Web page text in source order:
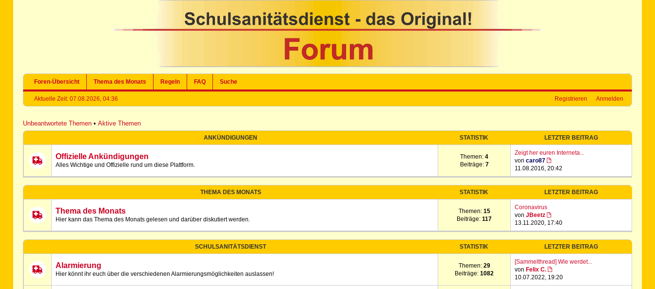
Foren-Übersicht Thema des Monats Regeln FAQ Suche
Aktuelle Zeit: 07.08.2026, 04:36 Registrieren Anmelden
Unbeantwortete Themen •Aktive Themen
ANKÜNDIGUNGEN STATISTIK LETZTER BEITRAG
Offizielle Ankündigungen
Alles Wichtige und Offizielle rund um diese Plattform.
Themen:4
Beiträge: 7
Zeigt her euren Interneta...
voncaro87
11.08.2016, 20:42
THEMA DES MONATS STATISTIK LETZTER BEITRAG
Thema des Monats
Hier kann das Thema des Monats gelesen und darüber diskutiert werden.
Themen: 15
Beiträge:117
Coronavirus
vonJBeetz
13.11.2020, 17:40
SCHULSANITÄTSDIENST STATISTIK LETZTER BEITRAG
Alarmierung
Hier könnt ihr euch über die verschiedenen Alarmierungsmöglichkeiten auslassen!
Themen: 29
Beiträge:1082
[Sammelthread] Wie werdet...
von Felix C.
10.07.2022, 19:20